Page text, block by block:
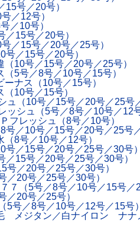
号／20号）
／12号）
／10号）
15号／20号）
／15号／20号／25号）
／15号／20号）
10号／15号／20号／25号）
5号／8号／10号／15号）
ナス（10号／15号）
10号／15号）
ュ（10号／15号／20号／25号
ッシュ（5号／8号／10号／12
フレッシュ（8号／10号）
／10号／15号／20号／25号
8号／10号／12号）
／15号／20号／25号／30号
15号／20号／25号／30号）
／20号／25号／30号）
20号／25号／30号）
７（5号／8号／10号／15号／
20号／25号）
号／8号／10号／12号／15号
メジタン／白ナイロン ナ